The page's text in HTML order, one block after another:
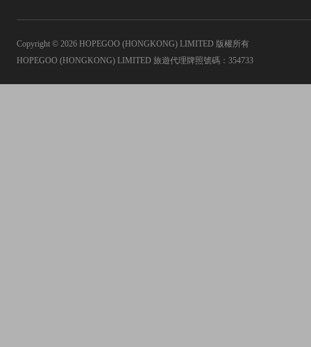
Copyright © 2026 HOPEGOO (HONGKONG) LIMITED 版權所有
HOPEGOO (HONGKONG) LIMITED 旅遊代理牌照號碼：354733